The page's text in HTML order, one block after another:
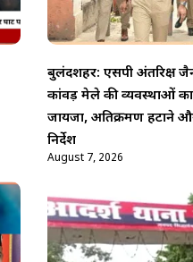
बुलंदशहर: एसपी अंतरिक्ष
कांवड़ मेले की व्यवस्थाओं का
जायजा, अतिक्रमण हटाने
निर्देश
August 7, 2026